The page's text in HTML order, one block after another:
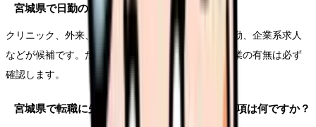
宮城県で日勤のみの看護師求人はありますか？
クリニック、外来、訪問看護、健診、介護施設の日勤、企業系求人
などが候補です。ただしオンコール、土日勤務、残業の有無は必ず
確認します。
宮城県で転職に失敗しないための一番の確認事項は何ですか？